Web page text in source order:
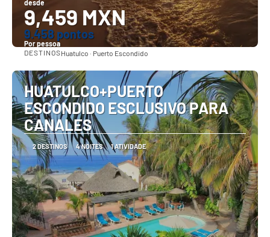
desde
9,459 MXN
9.458 pontos
Por pessoa
Vejo
DESTINOSHuatulco · Puerto Escondido
HUATULCO+PUERTO
ESCONDIDO ESCLUSIVO PARA
CANALES
2 DESTINOS 4 NOITES 1 ATIVIDADE